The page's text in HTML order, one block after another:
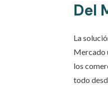
Del
La
Mercado
los
todo